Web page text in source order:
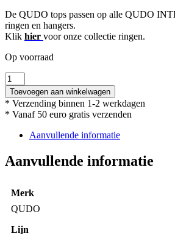
De QUDO tops passen op alle QUDO
ringen en hangers.
Klik hier voor onze collectie ringen.
Op voorraad
Top
Tondo
13mm
-
Gold
aantal
Toevoegen aan winkelwagen
* Verzending binnen 1-2 werkdagen
* Vanaf 50 euro gratis verzenden
Aanvullende informatie
Aanvullende informatie
Merk
QUDO
Lijn